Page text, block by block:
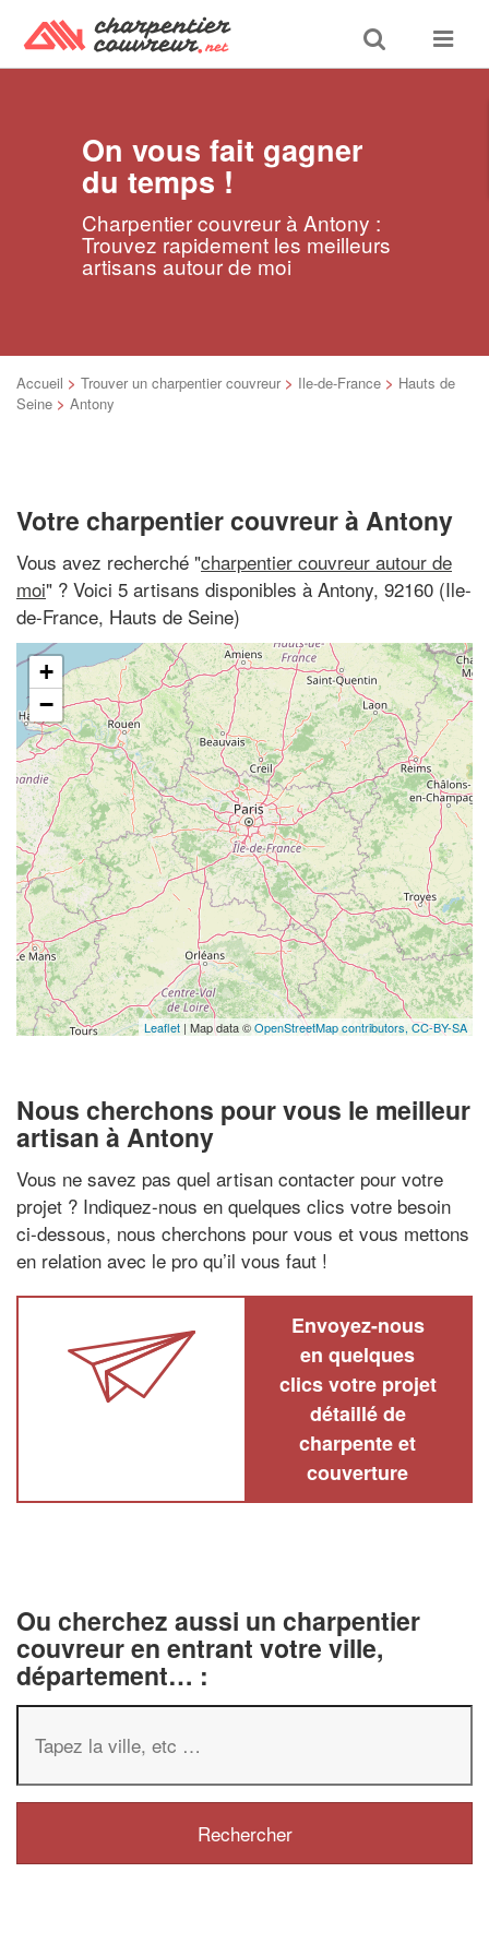
Toggle
search
Toggle
On vous fait gagner
du temps !
Charpentier couvreur à Antony :
Trouvez rapidement les meilleurs
artisans autour de moi
Accueil > Trouver un charpentier couvreur > Ile-de-France > Hauts de
Seine > Antony
Votre charpentier couvreur à Antony
Vous avez recherché "charpentier couvreur autour de
moi" ? Voici 5 artisans disponibles à Antony, 92160 (Ile-
de-France, Hauts de Seine)
+
−
Leaflet | Map data ©OpenStreetMap contributors, CC-BY-SA
Nous cherchons pour vous le meilleur
artisan à Antony
Vous ne savez pas quel artisan contacter pour votre
projet ? Indiquez-nous en quelques clics votre besoin
ci-dessous, nous cherchons pour vous et vous mettons
en relation avec le pro qu’il vous faut !
Envoyez-nous
en quelques
clics votre projet
détaillé de
charpente et
couverture
Ou cherchez aussi un charpentier
couvreur en entrant votre ville,
département… :